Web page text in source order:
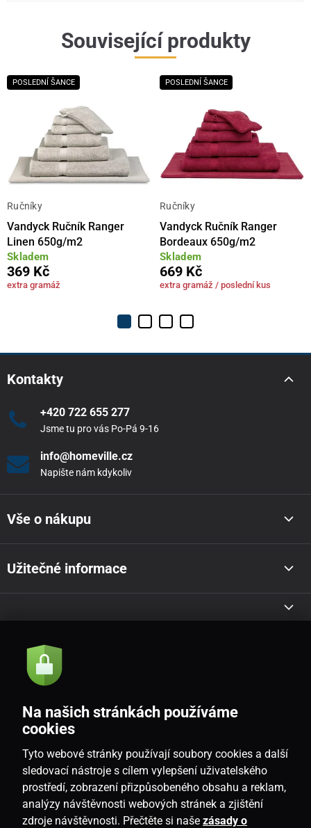
Související produkty
POSLEDNÍ ŠANCE
Ručníky
Vandyck Ručník Ranger
Linen 650g/m2
Skladem
369 Kč
extra gramáž
POSLEDNÍ ŠANCE
Ručníky
Vandyck Ručník Ranger
Bordeaux 650g/m2
Skladem
669 Kč
extra gramáž / poslední kus
Kontakty
+420 722 655 277
Jsme tu pro vás Po-Pá 9-16
info@homeville.cz
Napište nám kdykoliv
Vše o nákupu
Užitečné informace
Akce a novinky e-mailem
Souhlasím sezásadami zpracování osobních údajů
CZ
Na našich stránkách používáme
cookies
Tyto webové stránky používají soubory cookies a další
sledovací nástroje s cílem vylepšení uživatelského
prostředí, zobrazení přizpůsobeného obsahu a reklam,
analýzy návštěvnosti webových stránek a zjištění
zdroje návštěvnosti. Přečtěte si naše zásady o